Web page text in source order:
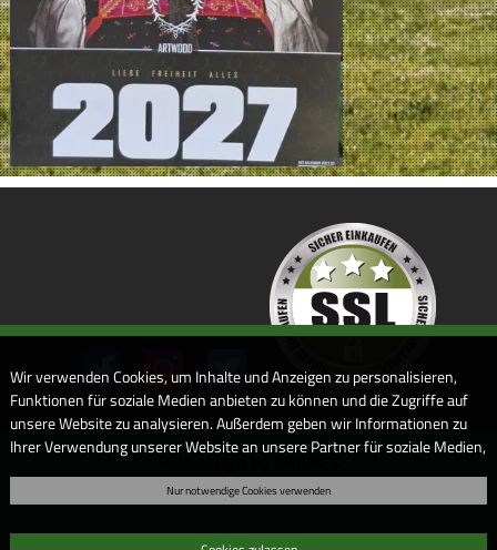
Webdesign by ARANES
Wir verwenden Cookies, um Inhalte und Anzeigen zu personalisieren,
Funktionen für soziale Medien anbieten zu können und die Zugriffe auf
unsere Website zu analysieren. Außerdem geben wir Informationen zu
Ihrer Verwendung unserer Website an unsere Partner für soziale Medien,
Informationen möglicherweise mit weiteren Daten zusammen, die Sie
Dienste gesammelt haben. Sofern Sie uns Ihre Einwilligung geben,
Nur notwendige Cookies verwenden